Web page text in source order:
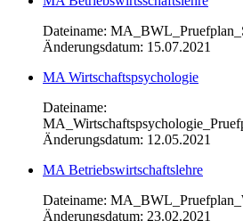
Dateiname:
Änderungsdatum: 15.07.2021
MA Wirtschaftspsychologie
Dateiname:
Änderungsdatum: 12.05.2021
MA Betriebswirtschaftslehre
Dateiname:
Änderungsdatum: 23.02.2021